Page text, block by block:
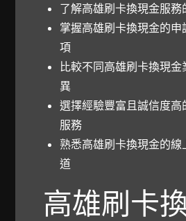
了解高雄刷卡換現金服務
掌握高雄刷卡換現金的申
項
比較不同高雄刷卡換現金
異
選擇經驗豐富且誠信度高
服務
熟悉高雄刷卡換現金的線
道
高雄刷卡